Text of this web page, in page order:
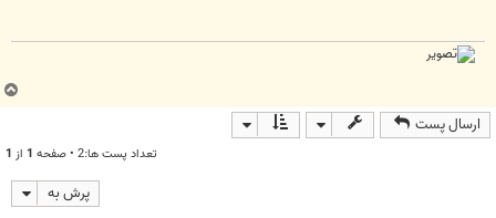
ارسال پست
تعداد پست ها:2 • صفحه 1 از 1
پرش به